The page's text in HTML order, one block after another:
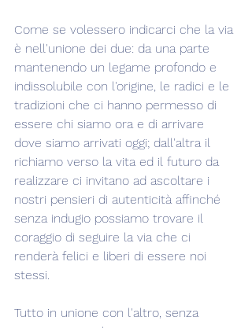
Come se volessero indicarci che la via
è nell'unione dei due: da una parte
mantenendo un legame profondo e
indissolubile con l'origine, le radici e le
tradizioni che ci hanno permesso di
essere chi siamo ora e di arrivare
dove siamo arrivati oggi; dall'altra il
richiamo verso la vita ed il futuro da
realizzare ci invitano ad ascoltare i
nostri pensieri di autenticità affinché
senza indugio possiamo trovare il
coraggio di seguire la via che ci
renderà felici e liberi di essere noi
stessi.
Tutto in unione con l'altro, senza